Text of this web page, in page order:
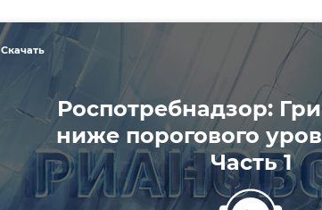
Роспотребнадзор:
ниже порогового
Часть 1
Скачать